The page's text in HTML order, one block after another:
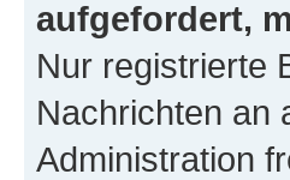
aufgefordert,
Nur registrierte
Nachrichten an
Administration